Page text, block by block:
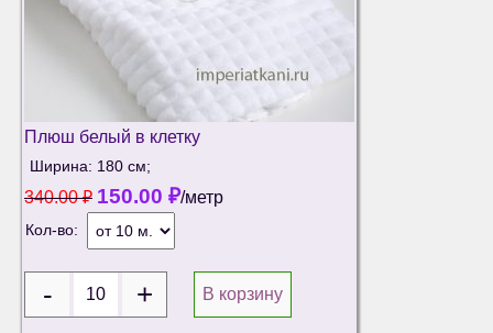
Плюш белый в клетку
Ширина: 180 см;
340.00₽ 150.00 ₽/метр
Кол-во:
В корзину